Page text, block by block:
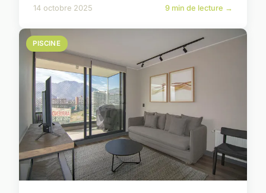
14 octobre 2025 9 min de lecture →
PISCINE